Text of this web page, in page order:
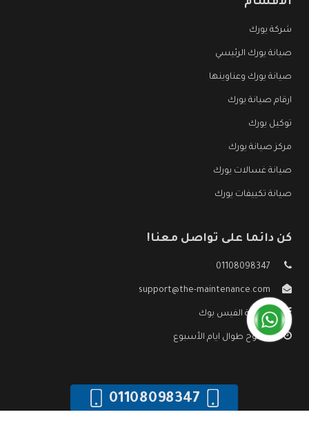
شركة يورك
صيانة يورك الرئيسي
صيانة يورك وعناوينها
ارقام صيانة يورك
توكيل يورك
مركز صيانة يورك
صيانة غسالات يورك
صيانة تكييفات يورك
كن دائما على تواصل معنا!
01108098347
support@the-maintenance.com
صفحة الفيس بوك
مفتوح طوال ايام الأسبوع
01108098347